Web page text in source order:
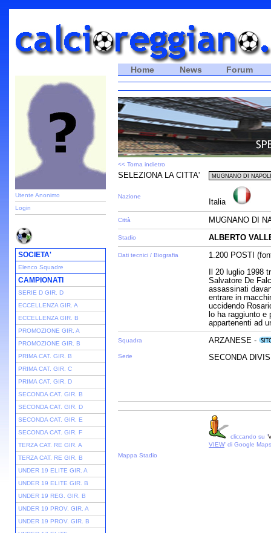
Utente Anonimo
Login
SOCIETA'
Elenco Squadre
CAMPIONATI
SERIE D GIR. D
ECCELLENZA GIR. A
ECCELLENZA GIR. B
PROMOZIONE GIR. A
PROMOZIONE GIR. B
PRIMA CAT. GIR. B
PRIMA CAT. GIR. C
PRIMA CAT. GIR. D
SECONDA CAT. GIR. B
SECONDA CAT. GIR. D
SECONDA CAT. GIR. E
SECONDA CAT. GIR. F
TERZA CAT. RE GIR. A
TERZA CAT. RE GIR. B
UNDER 19 ELITE GIR. A
UNDER 19 ELITE GIR. B
UNDER 19 REG. GIR. B
UNDER 19 PROV. GIR. A
UNDER 19 PROV. GIR. B
Home News Forum
<< Torna indietro
SELEZIONA LA CITTA'
Nazione
Italia
Città MUGNANO DI
Stadio ALBERTO
Dati tecnici / Biografia
1.200 POSTI
Il 20 luglio 1998
Salvatore De
assassinati
entrare in
uccidendo
lo ha raggiunto
appartenenti ad
Squadra
Serie
ARZANESE -
SECONDA
cliccando su '
VIEW' di Google Maps
Mappa Stadio